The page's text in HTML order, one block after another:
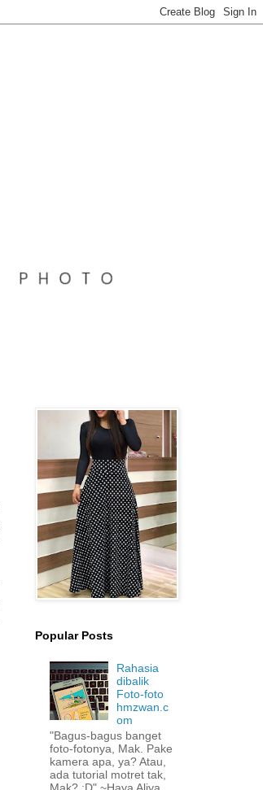
Popular Posts
Rahasia
dibalik
Foto-foto
hmzwan.c
om
"Bagus-bagus banget
foto-fotonya, Mak. Pake
kamera apa, ya? Atau,
ada tutorial motret tak,
Mak? :D" ~Haya Aliya